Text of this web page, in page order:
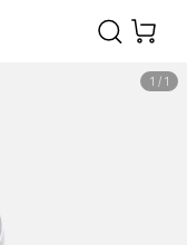
1 / 1